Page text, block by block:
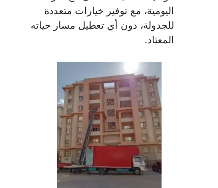
اليومية، مع توفير خيارات متعددة
للجدولة، دون أي تعطيل مسار حياته
المعتاد.